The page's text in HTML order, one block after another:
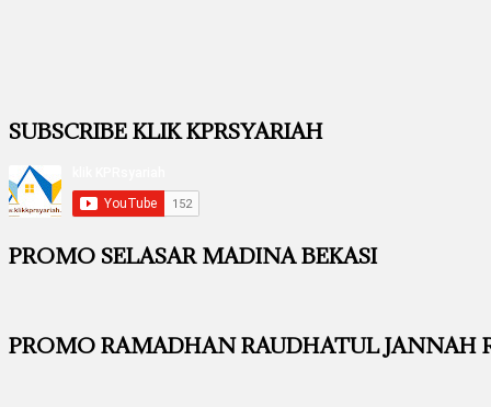
SUBSCRIBE KLIK KPRSYARIAH
PROMO SELASAR MADINA BEKASI
PROMO RAMADHAN RAUDHATUL JANNAH